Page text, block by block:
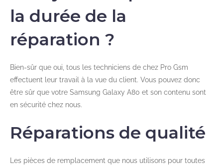
la durée de la
réparation ?
Bien-sûr que oui, tous les techniciens de chez Pro Gsm
effectuent leur travail à la vue du client. Vous pouvez donc
être sûr que votre Samsung Galaxy A80 et son contenu sont
en sécurité chez nous.
Réparations de qualité
Les pièces de remplacement que nous utilisons pour toutes